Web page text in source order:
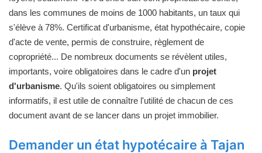
dans les communes de moins de 1000 habitants, un taux qui
s'élève à 78%. Certificat d'urbanisme, état hypothécaire, copie
d'acte de vente, permis de construire, règlement de
copropriété... De nombreux documents se révèlent utiles,
importants, voire obligatoires dans le cadre d'un projet
d'urbanisme. Qu'ils soient obligatoires ou simplement
informatifs, il est utile de connaître l'utilité de chacun de ces
document avant de se lancer dans un projet immobilier.
Demander un état hypotécaire à Tajan